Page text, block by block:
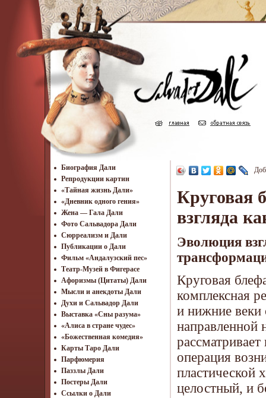
Биография Дали
Репродукции картин
«Тайная жизнь Дали»
«Дневник одного гения»
Жена — Гала Дали
Фото Сальвадора Дали
Cюрреализм и Дали
Публикации о Дали
Фильм «Андалузский пес»
Театр-Музей в Фигерасе
Афоризмы (Цитаты) Дали
Мысли и анекдоты Дали
Духи и Сальвадор Дали
Выставка «Сны разума»
«Алиса в стране чудес»
«Божественная комедия»
Карты Таро Дали
Парфюмерия
Паззлы Дали
Постеры Дали
Ссылки о Дали
Круговая
взгляда
Эволюция
Круговая
комплексная
и нижние веки
направленной
операция
пластической
целостный, и